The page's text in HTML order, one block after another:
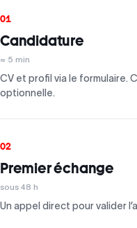
01
Candidature
≈ 5 min
CV et profil via le formulaire.
optionnelle.
02
Premier échange
sous 48 h
Un appel direct pour valider